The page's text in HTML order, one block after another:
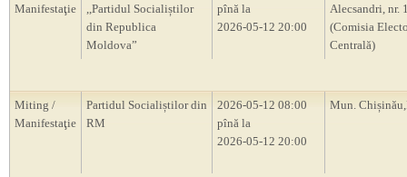
Manifestaţie
,,Partidul Socialiștilor
din Republica
Moldova”
pînă la
2026-05-12 20:00
Alecsandri, nr.
(Comisia
Centrală)
Miting /
Manifestaţie
Partidul Socialiștilor din
RM
2026-05-12 08:00
pînă la
2026-05-12 20:00
Mun.